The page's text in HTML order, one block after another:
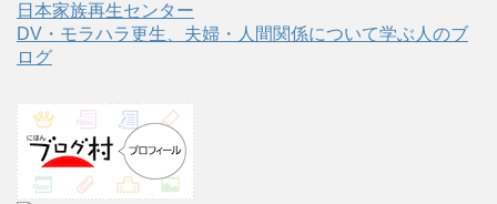
日本家族再生センター
DV・モラハラ更生、夫婦・人間関係について学ぶ人のブ
ログ